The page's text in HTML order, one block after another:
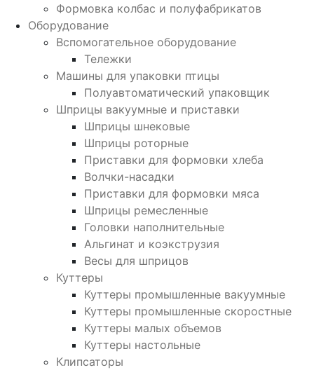
Формовка колбас и полуфабрикатов
Оборудование
Вспомогательное оборудование
Тележки
Машины для упаковки птицы
Полуавтоматический упаковщик
Шприцы вакуумные и приставки
Шприцы шнековые
Шприцы роторные
Приставки для формовки хлеба
Волчки-насадки
Приставки для формовки мяса
Шприцы ремесленные
Головки наполнительные
Альгинат и коэкструзия
Весы для шприцов
Куттеры
Куттеры промышленные вакуумные
Куттеры промышленные скоростные
Куттеры малых объемов
Куттеры настольные
Клипсаторы